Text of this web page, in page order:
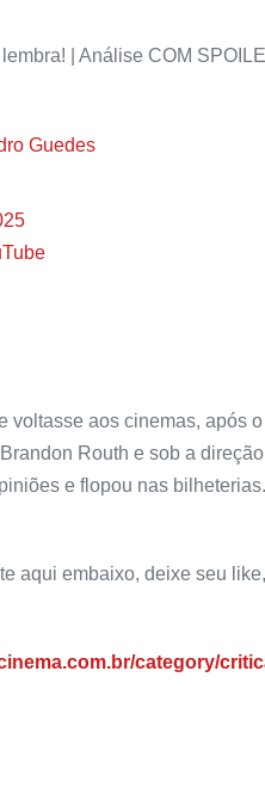
| Análise COM
Guedes
aos cinemas, após o
Routh e sob a
e flopou nas
aqui embaixo, deixe seu
category/